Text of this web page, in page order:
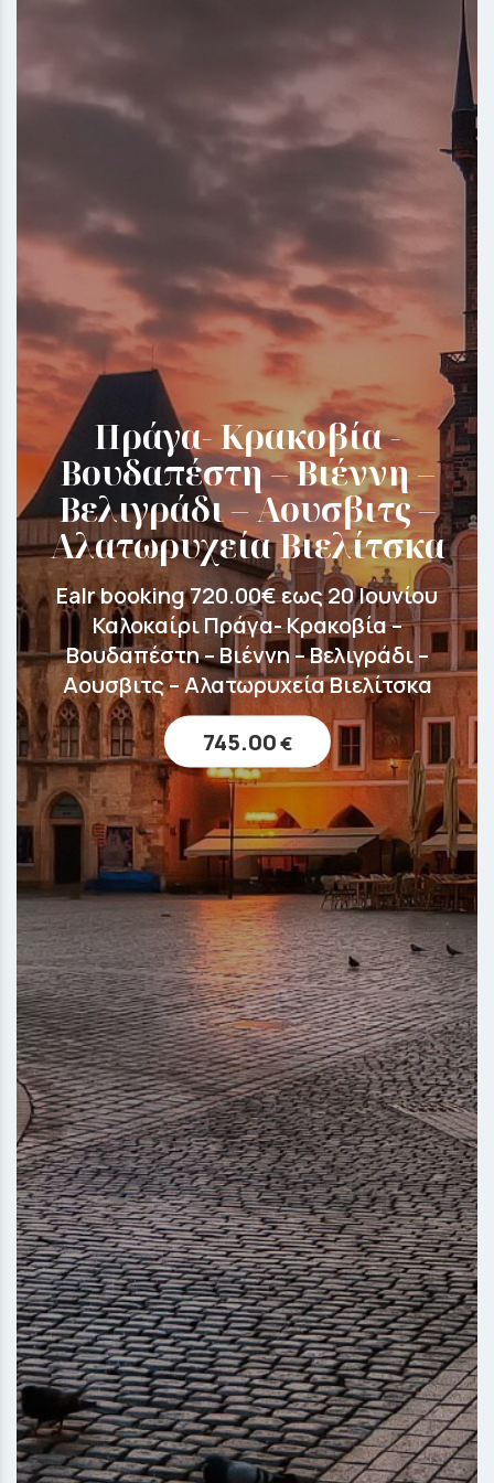
Πράγα- Κρακοβία -
Βουδαπέστη – Βιέννη –
Βελιγράδι – Αουσβιτς –
Αλατωρυχεία Βιελίτσκα
Ealr booking 720.00€ εως 20 Ιουνίου
Καλοκαίρι Πράγα- Κρακοβία –
Βουδαπέστη – Βιέννη – Βελιγράδι –
Αουσβιτς – Αλατωρυχεία Βιελίτσκα
745.00